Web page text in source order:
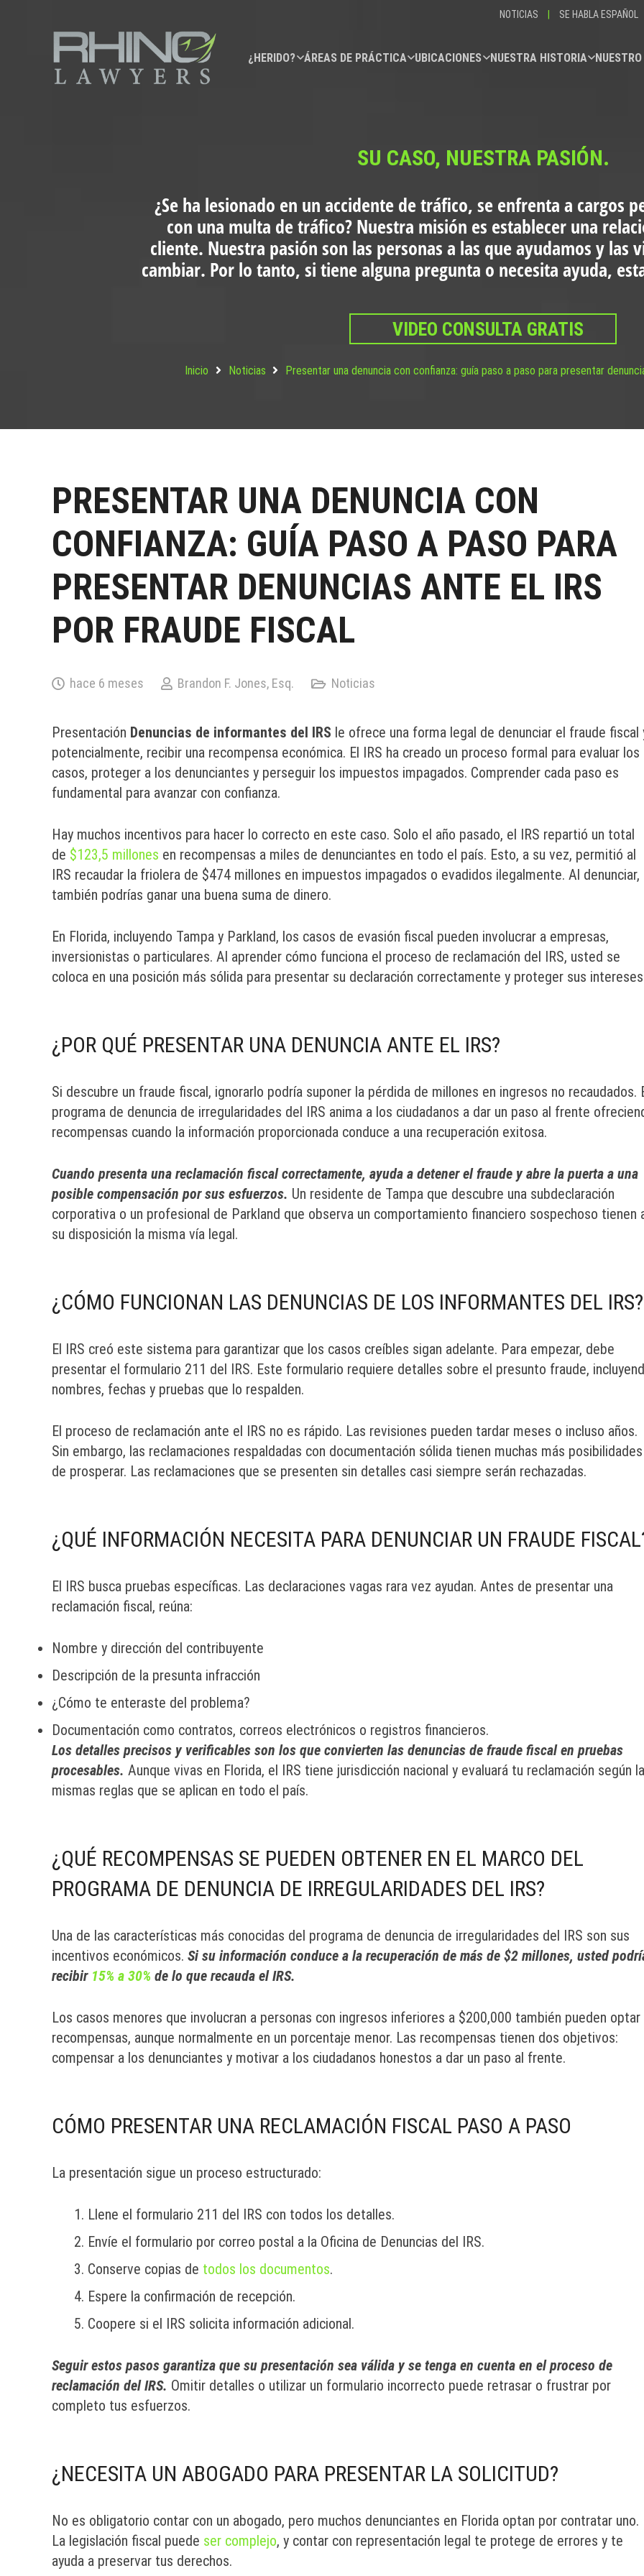
NOTICIAS | SE HABLA ESPAÑOL
¿HERIDO? ÁREAS DE PRÁCTICA UBICACIONES NUESTRA HISTORIA
SU CASO, NUESTRA PASIÓN.
¿Se ha lesionado en un accidente de tráfico, se enfrenta a cargos
con una multa de tráfico?Nuestra misión es establecer una
cliente. Nuestra pasión son las personas a las que ayudamos y las
cambiar. Por lo tanto, si tiene alguna pregunta o necesita ayuda,
VIDEO CONSULTA GRATIS
Inicio Noticias Presentar una denuncia con confianza: guía paso a paso para presentar
PRESENTAR UNA DENUNCIA CON
CONFIANZA: GUÍA PASO A PASO PARA
PRESENTAR DENUNCIAS ANTE EL IRS
POR FRAUDE FISCAL
hace 6 meses Brandon F. Jones, Esq. Noticias
Presentación Denuncias de informantes del IRS le ofrece una forma legal de denunciar el fraude fiscal
potencialmente, recibir una recompensa económica. El IRS ha creado un proceso formal para evaluar los
casos, proteger a los denunciantes y perseguir los impuestos impagados. Comprender cada paso es
fundamental para avanzar con confianza.
Hay muchos incentivos para hacer lo correcto en este caso. Solo el año pasado, el IRS repartió un total
de $123,5 millones en recompensas a miles de denunciantes en todo el país. Esto, a su vez, permitió al
IRS recaudar la friolera de $474 millones en impuestos impagados o evadidos ilegalmente. Al denunciar,
también podrías ganar una buena suma de dinero.
En Florida, incluyendo Tampa y Parkland, los casos de evasión fiscal pueden involucrar a empresas,
inversionistas o particulares. Al aprender cómo funciona el proceso de reclamación del IRS, usted se
coloca en una posición más sólida para presentar su declaración correctamente y proteger sus
¿POR QUÉ PRESENTAR UNA DENUNCIA ANTE EL IRS?
Si descubre un fraude fiscal, ignorarlo podría suponer la pérdida de millones en ingresos no recaudados.
programa de denuncia de irregularidades del IRS anima a los ciudadanos a dar un paso al frente
recompensas cuando la información proporcionada conduce a una recuperación exitosa.
Cuando presenta una reclamación fiscal correctamente, ayuda a detener el fraude y abre la puerta a una
posible compensación por sus esfuerzos. Un residente de Tampa que descubre una subdeclaración
corporativa o un profesional de Parkland que observa un comportamiento financiero sospechoso tienen
su disposición la misma vía legal.
¿CÓMO FUNCIONAN LAS DENUNCIAS DE LOS INFORMANTES DEL IRS?
El IRS creó este sistema para garantizar que los casos creíbles sigan adelante. Para empezar, debe
presentar el formulario 211 del IRS. Este formulario requiere detalles sobre el presunto fraude,
nombres, fechas y pruebas que lo respalden.
El proceso de reclamación ante el IRS no es rápido. Las revisiones pueden tardar meses o incluso años.
Sin embargo, las reclamaciones respaldadas con documentación sólida tienen muchas más posibilidades
de prosperar. Las reclamaciones que se presenten sin detalles casi siempre serán rechazadas.
¿QUÉ INFORMACIÓN NECESITA PARA DENUNCIAR UN FRAUDE
El IRS busca pruebas específicas. Las declaraciones vagas rara vez ayudan. Antes de presentar una
reclamación fiscal, reúna:
Nombre y dirección del contribuyente
Descripción de la presunta infracción
¿Cómo te enteraste del problema?
Documentación como contratos, correos electrónicos o registros financieros.
Los detalles precisos y verificables son los que convierten las denuncias de fraude fiscal en pruebas
procesables. Aunque vivas en Florida, el IRS tiene jurisdicción nacional y evaluará tu reclamación según
mismas reglas que se aplican en todo el país.
¿QUÉ RECOMPENSAS SE PUEDEN OBTENER EN EL MARCO DEL
PROGRAMA DE DENUNCIA DE IRREGULARIDADES DEL IRS?
Una de las características más conocidas del programa de denuncia de irregularidades del IRS son sus
incentivos económicos. Si su información conduce a la recuperación de más de $2 millones, usted
recibir 15% a 30% de lo que recauda el IRS.
Los casos menores que involucran a personas con ingresos inferiores a $200,000 también pueden optar
recompensas, aunque normalmente en un porcentaje menor. Las recompensas tienen dos objetivos:
compensar a los denunciantes y motivar a los ciudadanos honestos a dar un paso al frente.
CÓMO PRESENTAR UNA RECLAMACIÓN FISCAL PASO A PASO
La presentación sigue un proceso estructurado:
Llene el formulario 211 del IRS con todos los detalles.
Envíe el formulario por correo postal a la Oficina de Denuncias del IRS.
Conserve copias de todos los documentos.
Espere la confirmación de recepción.
Coopere si el IRS solicita información adicional.
Seguir estos pasos garantiza que su presentación sea válida y se tenga en cuenta en el proceso de
reclamación del IRS. Omitir detalles o utilizar un formulario incorrecto puede retrasar o frustrar por
completo tus esfuerzos.
¿NECESITA UN ABOGADO PARA PRESENTAR LA SOLICITUD?
No es obligatorio contar con un abogado, pero muchos denunciantes en Florida optan por contratar uno.
La legislación fiscal puede ser complejo, y contar con representación legal te protege de errores y te
ayuda a preservar tus derechos.